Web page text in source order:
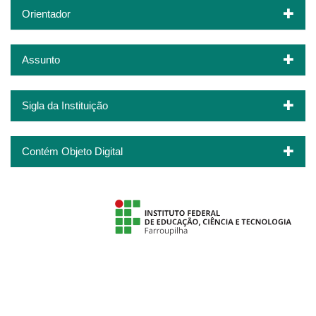
Orientador
Assunto
Sigla da Instituição
Contém Objeto Digital